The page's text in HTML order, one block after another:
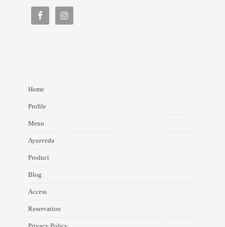
Home
Profile
Menu
Ayurveda
Product
Blog
Access
Reservation